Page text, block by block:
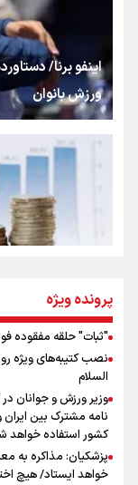
روایت
تهران
سه
اینفو برنا/
ورزش بانوان
اینفو برنا/ میزان
پرونده ویژه
"ثبات" حلقه مفقوده
نصب کتیبه‌های ویژه
السلام
وزیر ورزش و جوانان
نامه مشترک بین
کشور استفاده خواهد
پزشکیان: مذاکره به
خواهد ایستاد/ هیچ